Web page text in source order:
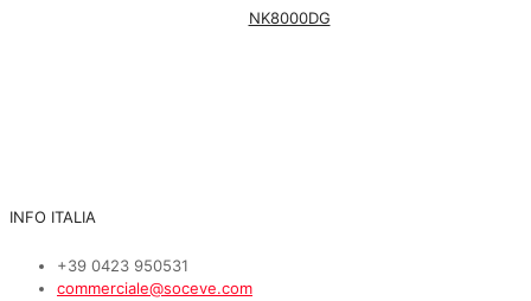
NK8000DG
INFO ITALIA
+39 0423 950531
commerciale@soceve.com